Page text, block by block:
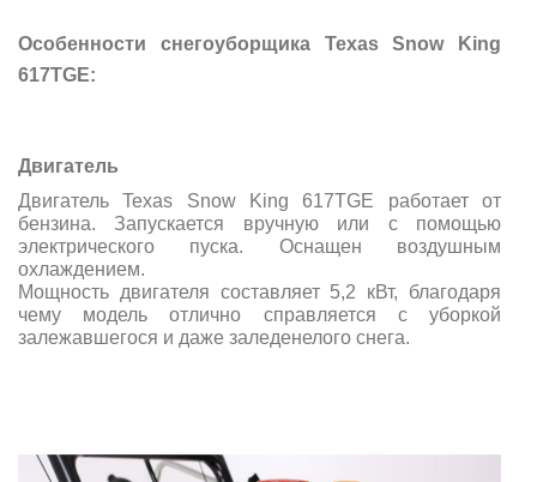
Особенности снегоуборщика Texas Snow King
617TGE:
Двигатель
Двигатель Texas Snow King 617TGE работает от
бензина. Запускается вручную или с помощью
электрического пуска. Оснащен воздушным
охлаждением.
Мощность двигателя составляет 5,2 кВт, благодаря
чему модель отлично справляется с уборкой
залежавшегося и даже заледенелого снега.